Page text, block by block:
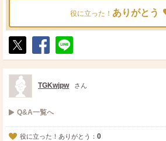
役に立った！ ありがとう
ポ
ス
ト
シ
ェ
送
る
TGKwjpw さん
Q&A一覧へ
役に立った！ありがとう： 0